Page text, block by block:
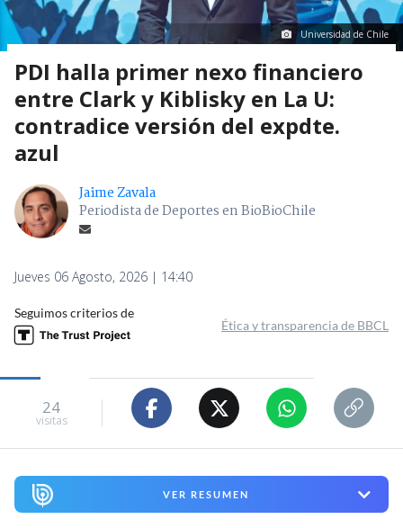
Universidad de Chile
PDI halla primer nexo financiero
entre Clark y Kiblisky en La U:
contradice versión del expdte.
azul
Jaime Zavala
Periodista de Deportes en BioBioChile
Jueves 06 Agosto, 2026 | 14:40
Seguimos criterios de
Ética y transparencia de BBCL
24
visitas
VER RESUMEN